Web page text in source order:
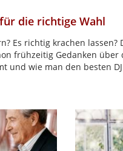
die richtige Wahl
Es richtig krachen
frühzeitig Gedanken
und wie man den besten